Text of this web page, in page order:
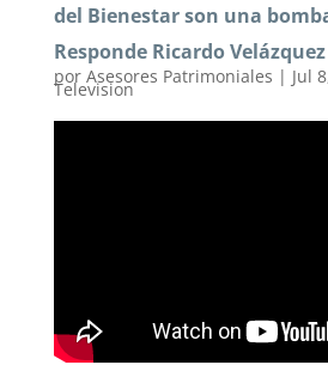
del Bienestar son una
Responde Ricardo Velázquez
por Asesores Patrimoniales | Jul
Television